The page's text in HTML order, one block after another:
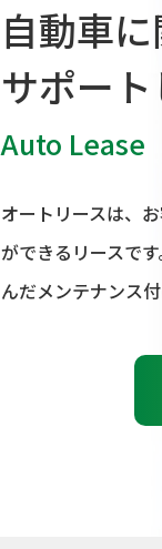
自動車
サポー
Auto Lease
オートリースは、
ができるリースで
んだメンテナンス